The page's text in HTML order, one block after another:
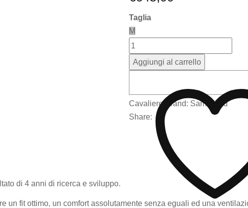
Taglia
M
Aggiungi al carrello
Cavaliere
Brand: Samshield
Share:
di 4 anni di ricerca e sviluppo.
un fit ottimo, un comfort assolutamente senza eguali ed una